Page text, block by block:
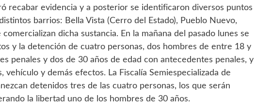
recabar evidencia y a posterior se identificaron diversos puntos
barrios: Bella Vista (Cerro del Estado), Pueblo Nuevo,
dicha sustancia. En la mañana del pasado lunes se
y la detención de cuatro personas, dos hombres de entre 18 y
penales y dos de 30 años de edad con antecedentes penales, y
vehículo y demás efectos. La Fiscalía Semiespecializada de
detenidos tres de las cuatro personas, los que serán
la libertad uno de los hombres de 30 años.